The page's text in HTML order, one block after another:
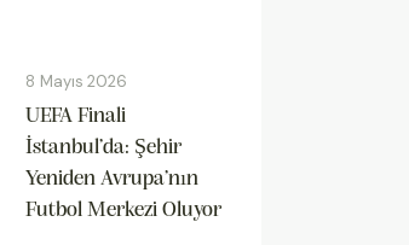
8 Mayıs 2026
UEFA Finali
İstanbul’da: Şehir
Yeniden Avrupa’nın
Futbol Merkezi Oluyor